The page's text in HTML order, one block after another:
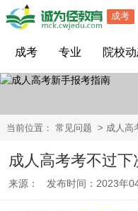
成考
成考 专业 院校
当前位置： 常见问题 > 成人高
成人高考考不过下
来源： 发布时间：2023年